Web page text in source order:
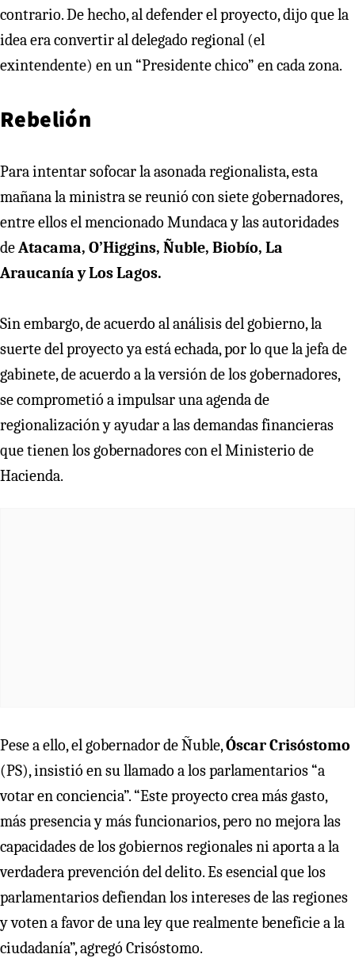
contrario. De hecho, al defender el proyecto, dijo que la
idea era convertir al delegado regional (el
exintendente) en un “Presidente chico” en cada zona.
Rebelión
Para intentar sofocar la asonada regionalista, esta
mañana la ministra se reunió con siete gobernadores,
entre ellos el mencionado Mundaca y las autoridades
deAtacama, O’Higgins, Ñuble, Biobío, La
Araucanía y Los Lagos.
Sin embargo, de acuerdo al análisis del gobierno, la
suerte del proyecto ya está echada, por lo que la jefa de
gabinete, de acuerdo a la versión de los gobernadores,
se comprometió a impulsar una agenda de
regionalización y ayudar a las demandas financieras
que tienen los gobernadores con el Ministerio de
Hacienda.
Pese a ello, el gobernador de Ñuble,Óscar Crisóstomo
(PS), insistió en su llamado a los parlamentarios “a
votar en conciencia”. “Este proyecto crea más gasto,
más presencia y más funcionarios, pero no mejora las
capacidades de los gobiernos regionales ni aporta a la
verdadera prevención del delito. Es esencial que los
parlamentarios defiendan los intereses de las regiones
y voten a favor de una ley que realmente beneficie a la
ciudadanía”, agregó Crisóstomo.